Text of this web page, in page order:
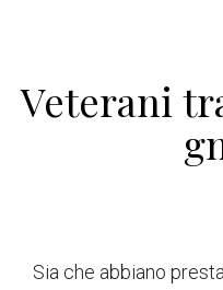
Veterani
Sia che abbiano